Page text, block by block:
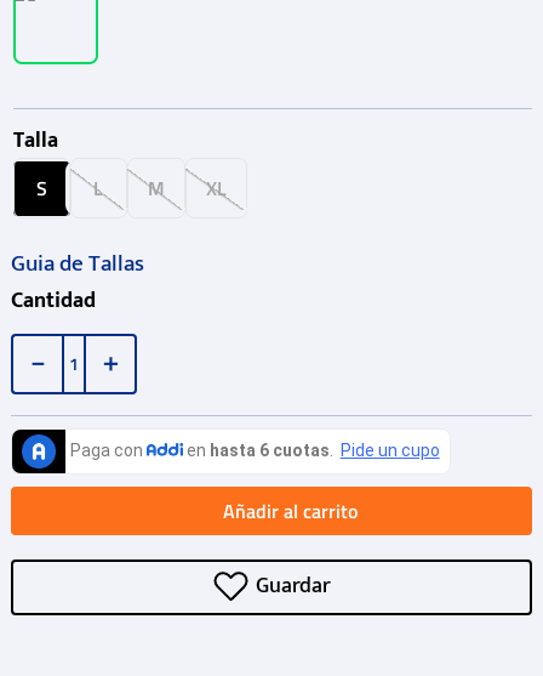
Talla
S L M XL
Guia de Tallas
Cantidad
＋
－
Añadir al carrito